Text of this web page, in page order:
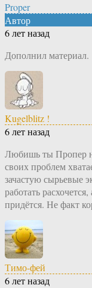
Proper
Автор
6 лет назад
Дополнил материал.
Kugelblitz !
6 лет назад
Любишь ты Пропер
своих проблем
зачастую сырьевые
работать
придётся. Не факт
Тимо-фей
6 лет назад